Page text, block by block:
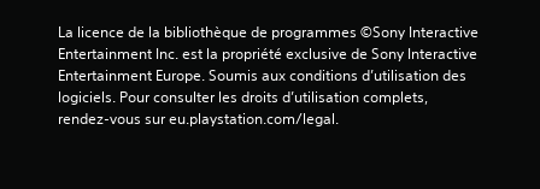
La licence de la bibliothèque de programmes ©Sony Interactive
Entertainment Inc. est la propriété exclusive de Sony Interactive
Entertainment Europe. Soumis aux conditions d’utilisation des
logiciels. Pour consulter les droits d’utilisation complets,
rendez-vous sur eu.playstation.com/legal.